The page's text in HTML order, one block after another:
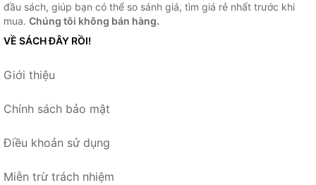
đầu sách, giúp bạn có thể so sánh giá, tìm giá rẻ nhất trước khi
mua. Chúng tôi không bán hàng.
VỀ SÁCH ĐÂY RỒI!
Giới thiệu
Chính sách bảo mật
Điều khoản sử dụng
Miễn trừ trách nhiệm